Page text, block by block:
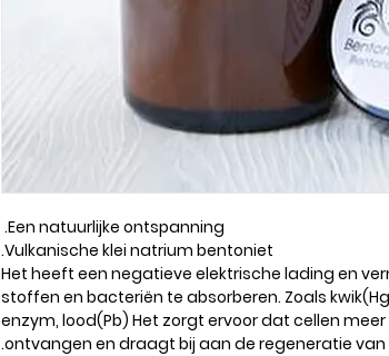
Een natuurlijke ontspanning.
Vulkanische klei natrium bentoniet.
Het heeft een negatieve elektrische lading en
stoffen en bacteriën te absorberen. Zoals
enzym, lood(Pb) Het zorgt ervoor dat cellen
ontvangen en draagt ​​bij aan de regeneratie van